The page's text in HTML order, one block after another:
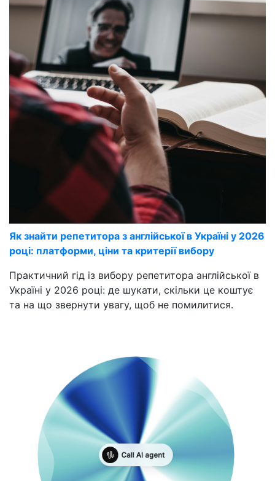
Як знайти репетитора з англійської в Україні у 2026
році: платформи, ціни та критерії вибору
Практичний гід із вибору репетитора англійської в
Україні у 2026 році: де шукати, скільки це коштує
та на що звернути увагу, щоб не помилитися.